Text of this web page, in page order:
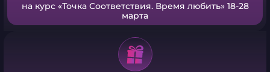
на курс «Точка Соответствия. Время любить» 18-28
марта